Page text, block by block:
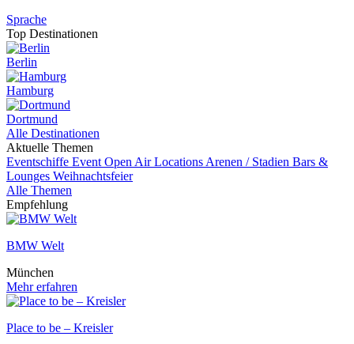
Sprache
Top Destinationen
Berlin
Hamburg
Dortmund
Alle Destinationen
Aktuelle Themen
Eventschiffe Event Open Air Locations Arenen / Stadien Bars &
Lounges Weihnachtsfeier
Alle Themen
Empfehlung
BMW Welt
München
Mehr erfahren
Place to be – Kreisler